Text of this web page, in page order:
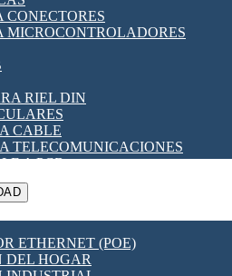
PANEL
DE CARRERA
Y TC'S DE CORRIENTE
LÓGICO PROGRAMABLES
DE HORARIO
CONECTORES
MICROCONTROLADORES
RIEL DIN
CABLE
TELECOMUNICACIONES
A PCB
CABLE
ETHERNET (POE)
HOGAR